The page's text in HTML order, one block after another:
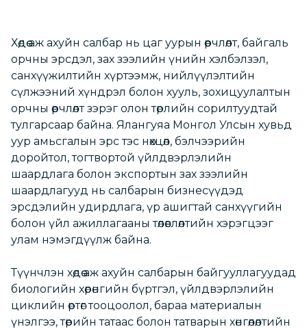
Хөдөө аж ахуйн салбар нь цаг уурын өөрчлөлт, байгаль
орчны эрсдэл, зах зээлийн үнийн хэлбэлзэл,
санхүүжилтийн хүртээмж, нийлүүлэлтийн
сүлжээний хүндрэл болон хууль, зохицуулалтын
орчны өөрчлөлт зэрэг олон төрлийн сорилтуудтай
тулгарсаар байна. Ялангуяа Монгол Улсын хувьд
уур амьсгалын эрс тэс нөхцөл, бэлчээрийн
доройтол, тогтвортой үйлдвэрлэлийн
шаардлага болон экспортын зах зээлийн
шаардлагууд нь салбарын бизнесүүдэд
эрсдэлийн удирдлага, үр ашигтай санхүүгийн
болон үйл ажиллагааны төлөвлөлтийн хэрэгцээг
улам нэмэгдүүлж байна.
Түүнчлэн хөдөө аж ахуйн салбарын байгууллагуудад
биологийн хөрөнгийн бүртгэл, үйлдвэрлэлийн
циклийн өртөг тооцоолол, бараа материалын
үнэлгээ, төрийн татаас болон татварын хөнгөлөлтийн